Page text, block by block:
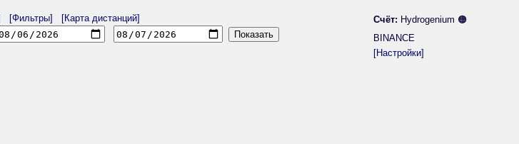
[Фильтры]
[Карта дистанций]
Счёт: Hydrogenium 🟠
BINANCE
[Настройки]